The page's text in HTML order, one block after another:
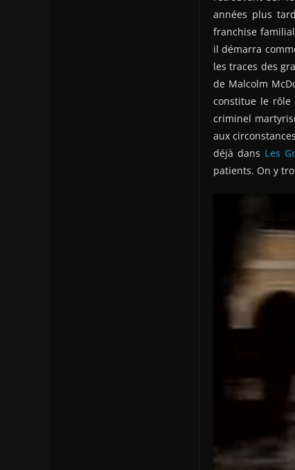
années plus
franchise
il démarra
les traces des
de Malcolm
constitue le rôle
criminel
aux
déjà dans Les
patients. On y